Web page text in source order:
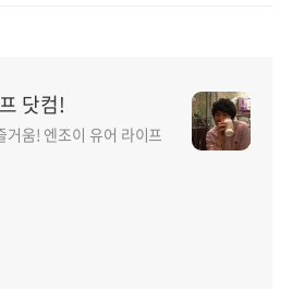
닷컴!
거움! 엔조이 유어 라이프